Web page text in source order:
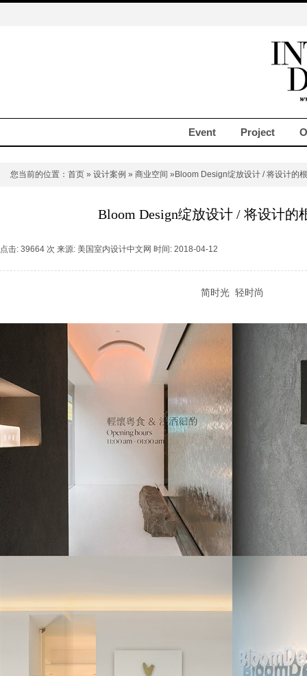
Event Project
您当前的位置： 首页 » 设计案例 » 商业空间 »Bloom Design绽放设计 / 将设计的
Bloom Design绽放设计 / 将设计的
点击: 39664 次 来源: 美国室内设计中文网 时间: 2018-04-12
简时光 轻时尚